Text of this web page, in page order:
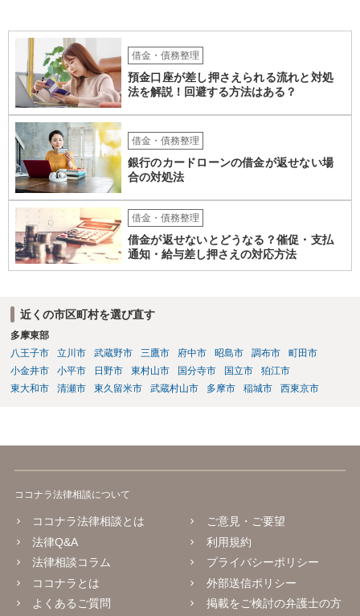
て相談にいくようにお話してみてはどうでしょうか。
借金・債務整理
預金口座が差し押さえられる流れと対処
法を解説！回避する方法はある？
借金・債務整理
銀行のカードローンの借金が返せない場
合の対処法
借金・債務整理
借金が返せないとどうなる？催促・支払
通知・給与差し押さえの対応方法
近くの市区町村を選び直す
多摩東部
八王子市
立川市 武蔵野市 三鷹市 府中市 昭島市 調布市
町田市
小金井市
小平市 日野市 東村山市 国分寺市 国立市
狛江市
東大和市
清瀬市 東久留米市 武蔵村山市 多摩市 稲城市 西東京市
ココナラ法律相談について
ココナラ法律相談とは
法律Q&A
法律相談コラム
ココナラとは
よくあるご質問
ご意見・ご要望
利用規約
プライバシーポリシー
外部送信ポリシー
掲載をご検討の弁護士の方